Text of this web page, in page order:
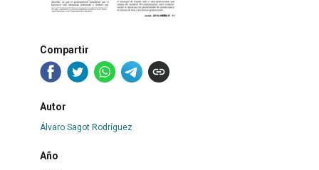
Compartir
Autor
Álvaro Sagot Rodríguez
Año